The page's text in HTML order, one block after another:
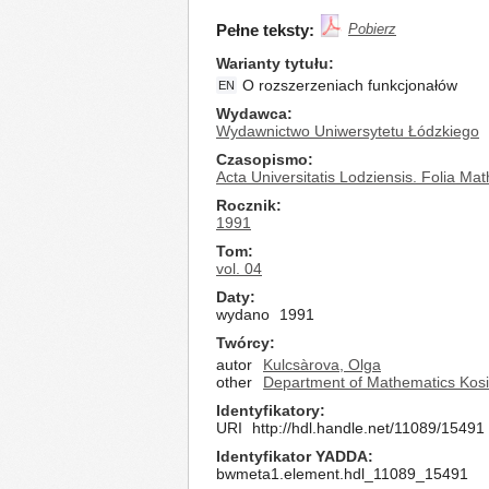
Pełne teksty: Pobierz
Warianty tytułu
EN
O rozszerzeniach funkcjonałów
Wydawca
Wydawnictwo Uniwersytetu Łódzkiego
Czasopismo
Acta Universitatis Lodziensis. Folia
Rocznik
1991
Tom
vol. 04
Daty
wydano
1991
Twórcy
autor
Kulcsàrova, Olga
other
Department of Mathematics
Identyfikatory
URI
http://hdl.handle.net/11089/15491
Identyfikator YADDA
bwmeta1.element.hdl_11089_15491